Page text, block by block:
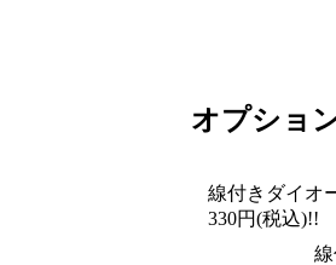
オプショ
線付きダイ
330円(税込)!!